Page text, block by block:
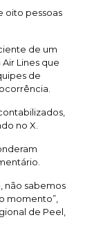
oito pessoas
de um
Lines que
de
no X.
não sabemos
momento”,
de Peel,